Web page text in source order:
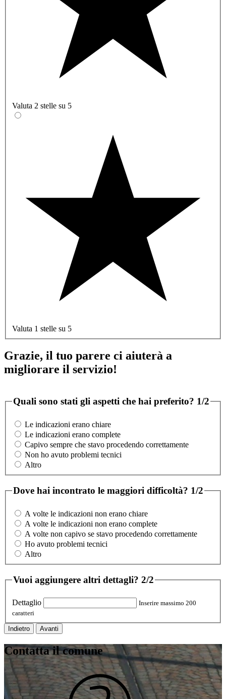
Valuta 2 stelle su 5
Valuta 1 stelle su 5
Grazie, il tuo parere ci aiuterà a
migliorare il servizio!
Quali sono stati gli aspetti che hai preferito? 1/2
Le indicazioni erano chiare
Le indicazioni erano complete
Capivo sempre che stavo procedendo correttamente
Non ho avuto problemi tecnici
Altro
Dove hai incontrato le maggiori difficoltà? 1/2
A volte le indicazioni non erano chiare
A volte le indicazioni non erano complete
A volte non capivo se stavo procedendo correttamente
Ho avuto problemi tecnici
Altro
Vuoi aggiungere altri dettagli? 2/2
Dettaglio
Inserire massimo 200
caratteri
Indietro Avanti
Contatta il comune